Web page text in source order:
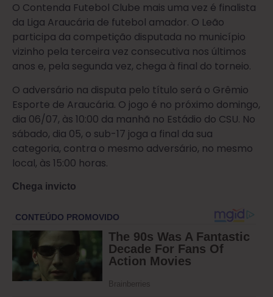
O Contenda Futebol Clube mais uma vez é finalista
da Liga Araucária de futebol amador. O Leão
participa da competição disputada no município
vizinho pela terceira vez consecutiva nos últimos
anos e, pela segunda vez, chega à final do torneio.
O adversário na disputa pelo título será o Grêmio
Esporte de Araucária. O jogo é no próximo domingo,
dia 06/07, às 10:00 da manhã no Estádio do CSU. No
sábado, dia 05, o sub-17 joga a final da sua
categoria, contra o mesmo adversário, no mesmo
local, às 15:00 horas.
Chega invicto